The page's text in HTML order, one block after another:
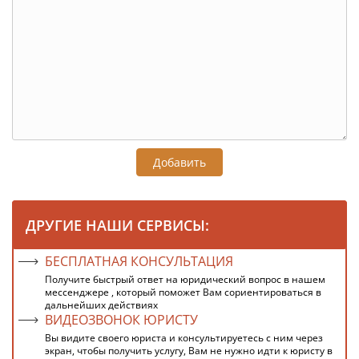
Добавить
ДРУГИЕ НАШИ СЕРВИСЫ:
БЕСПЛАТНАЯ КОНСУЛЬТАЦИЯ
Получите быстрый ответ на юридический вопрос в нашем
мессенджере , который поможет Вам сориентироваться в
дальнейших действиях
ВИДЕОЗВОНОК ЮРИСТУ
Вы видите своего юриста и консультируетесь с ним через
экран, чтобы получить услугу, Вам не нужно идти к юристу в